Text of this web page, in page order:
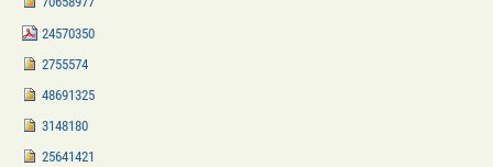
24570350
2755574
48691325
3148180
25641421